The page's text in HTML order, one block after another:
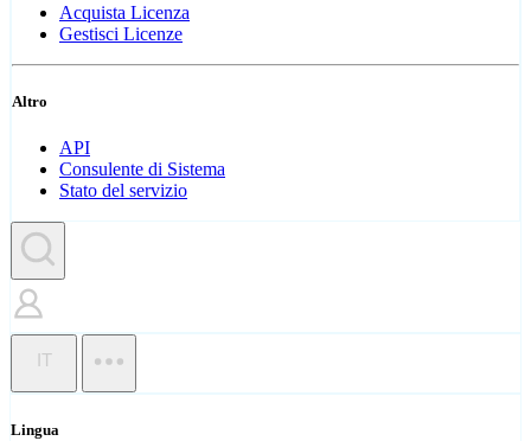
Acquista Licenza
Gestisci Licenze
Altro
API
Consulente di Sistema
Stato del servizio
IT
Lingua